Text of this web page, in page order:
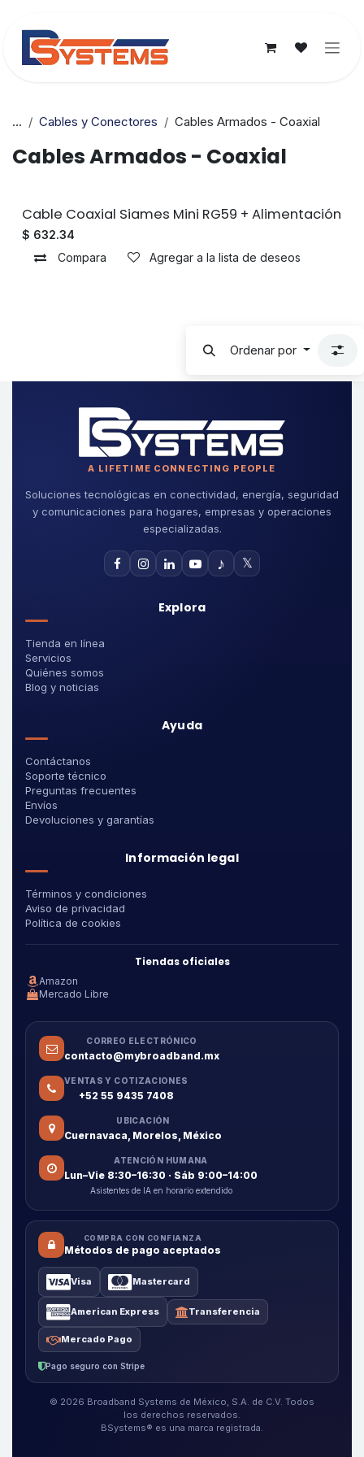
... Cables y Conectores Cables Armados - Coaxial
Cables Armados - Coaxial
Sin existencias
Cable Coaxial Siames Mini RG59 + Alimentación
$ 632.34
Compara
Agregar a la lista de deseos
Ordenar por
A LIFETIME CONNECTING PEOPLE
Soluciones tecnológicas en conectividad, energía, seguridad
y comunicaciones para hogares, empresas y operaciones
especializadas.
♪ 𝕏
Explora
Tienda en línea
Servicios
Quiénes somos
Blog y noticias
Ayuda
Contáctanos
Soporte técnico
Preguntas frecuentes
Envíos
Devoluciones y garantías
Información legal
Términos y condiciones
Aviso de privacidad
Política de cookies
Tiendas oficiales
Amazon
Mercado Libre
CORREO ELECTRÓNICO
contacto@mybroadband.mx
VENTAS Y COTIZACIONES
+52 55 9435 7408
UBICACIÓN
Cuernavaca, Morelos, México
ATENCIÓN HUMANA
Lun–Vie 8:30–16:30 · Sáb 9:00–14:00
Asistentes de IA en horario extendido
COMPRA CON CONFIANZA
Métodos de pago aceptados
Visa Mastercard
American Express Transferencia
Mercado Pago
Pago seguro con Stripe
© 2026 Broadband Systems de México, S.A. de C.V. Todos
los derechos reservados.
BSystems® es una marca registrada.